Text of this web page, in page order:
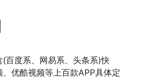
(百度系、网易系、头条系)快
优酷视频等上百款APP具体定